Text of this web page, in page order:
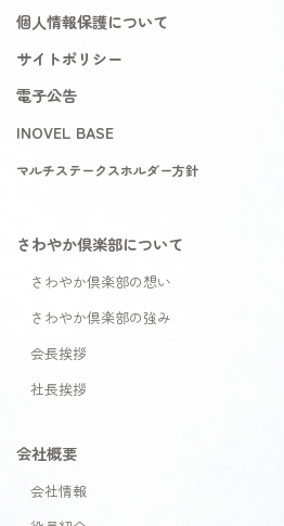
個人情報保護について
サイトポリシー
電子公告
INOVEL BASE
マルチステークスホルダー方針
さわやか倶楽部について
さわやか倶楽部の想い
さわやか倶楽部の強み
会長挨拶
社長挨拶
会社概要
会社情報